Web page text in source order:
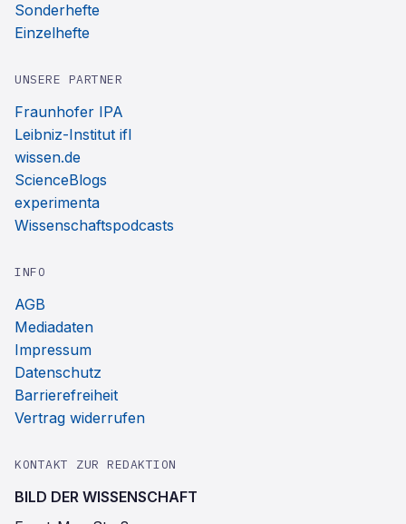
Sonderhefte
Einzelhefte
UNSERE PARTNER
Fraunhofer IPA
Leibniz-Institut ifl
wissen.de
ScienceBlogs
experimenta
Wissenschaftspodcasts
INFO
AGB
Mediadaten
Impressum
Datenschutz
Barrierefreiheit
Vertrag widerrufen
KONTAKT ZUR REDAKTION
BILD DER WISSENSCHAFT